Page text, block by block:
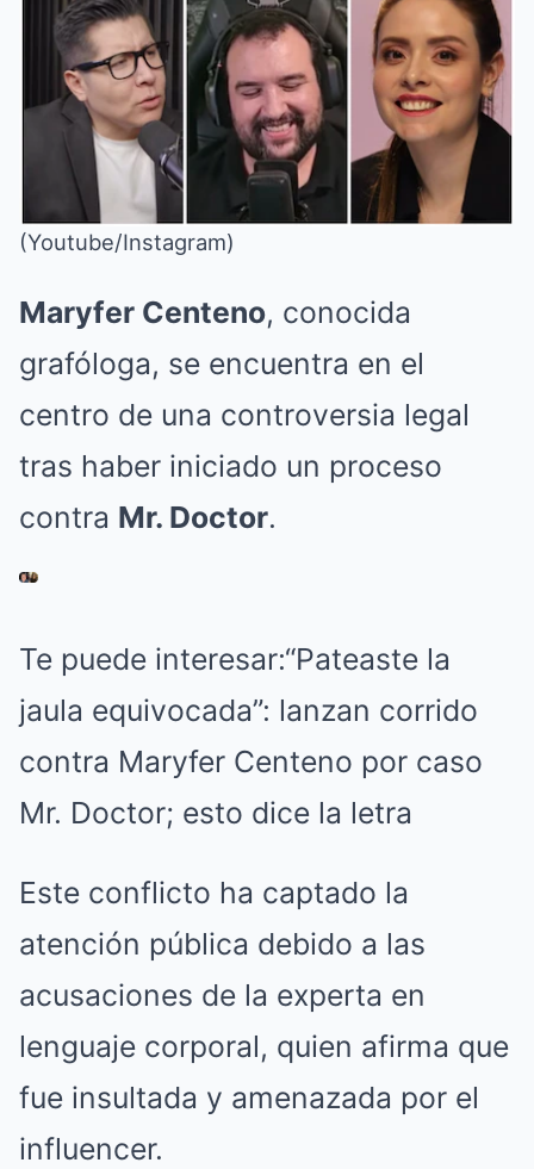
(Youtube/Instagram)
Maryfer Centeno, conocida
grafóloga, se encuentra en el
centro de una controversia legal
tras haber iniciado un proceso
contra Mr. Doctor.
Te puede interesar:“Pateaste la
jaula equivocada”: lanzan corrido
contra Maryfer Centeno por caso
Mr. Doctor; esto dice la letra
Este conflicto ha captado la
atención pública debido a las
acusaciones de la experta en
lenguaje corporal, quien afirma que
fue insultada y amenazada por el
influencer.